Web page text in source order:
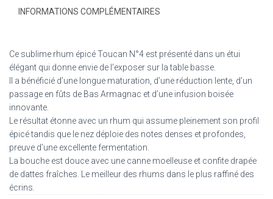
INFORMATIONS COMPLÉMENTAIRES
Ce sublime rhum épicé Toucan N°4 est présenté dans un étui
élégant qui donne envie de l’exposer sur la table basse.
Il a bénéficié d’une longue maturation, d’une réduction lente, d’un
passage en fûts de Bas Armagnac et d’une infusion boisée
innovante.
Le résultat étonne avec un rhum qui assume pleinement son profil
épicé tandis que le nez déploie des notes denses et profondes,
preuve d’une excellente fermentation.
La bouche est douce avec une canne moelleuse et confite drapée
de dattes fraîches. Le meilleur des rhums dans le plus raffiné des
écrins.